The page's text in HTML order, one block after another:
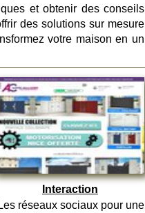
et obtenir des conseils
des solutions sur mesure
votre maison en un
Interaction
Les réseaux sociaux pour une